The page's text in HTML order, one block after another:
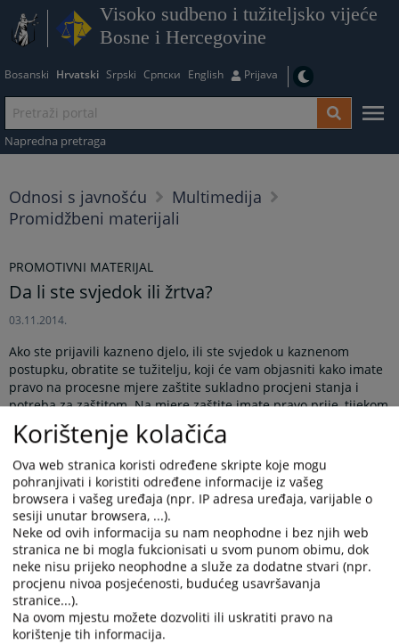
Visoko sudbeno i tužiteljsko vijeće
Bosne i Hercegovine
Bosanski Hrvatski Srpski Српски English Prijava
Napredna pretraga
Odnosi s javnošću
Multimedija
Promidžbeni materijali
PROMOTIVNI MATERIJAL
Da li ste svjedok ili žrtva?
03.11.2014.
Ako ste prijavili kazneno djelo, ili ste svjedok u kaznenom
postupku, obratite se tužitelju, koji će vam objasniti kako imate
pravo na procesne mjere zaštite sukladno procjeni stanja i
potreba za zaštitom. Na mjere zaštite imate pravo prije, tijekom
i nakon kaznenog postupka. Razmjerno stupnju zastrašivanja i
opasnosti po vas kao svjedoka, uključujući i vašu obitelj,
primjenjuju se i različite mjere zaštite. Također, u svim
spomenutim fazama, svjedoku pod zaštitom je na raspolaganju
psihološka pomoć. Nju pruža stručno osoblje odjela za potporu
svjedocima pri tužiteljstvima i sudovima, kao i stručno osoblje
nevladinih organizacija, ukoliko je to potrebno.
Prikazana vijest je na: Hrvatski jezik
Vijest dostupna još na: Bosanski jezik Српски језик
Prateći dokumenti
Korištenje kolačića
Ova web stranica koristi određene skripte koje mogu
pohranjivati i koristiti određene informacije iz vašeg
browsera i vašeg uređaja (npr. IP adresa uređaja, varijable o
sesiji unutar browsera, ...).
Neke od ovih informacija su nam neophodne i bez njih web
stranica ne bi mogla fukcionisati u svom punom obimu, dok
neke nisu prijeko neophodne a služe za dodatne stvari (npr.
procjenu nivoa posjećenosti, budućeg usavršavanja
stranice...).
Na ovom mjestu možete dozvoliti ili uskratiti pravo na
korištenje tih informacija.